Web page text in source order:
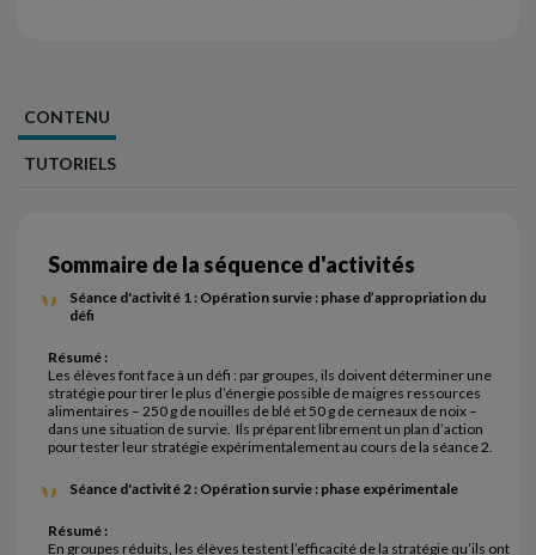
CONTENU
TUTORIELS
Sommaire de la séquence d'activités
Séance d'activité 1 : Opération survie : phase d’appropriation du
défi
Résumé :
Les élèves font face à un défi : par groupes, ils doivent déterminer une
stratégie pour tirer le plus d’énergie possible de maigres ressources
alimentaires – 250 g de nouilles de blé et 50 g de cerneaux de noix –
dans une situation de survie. Ils préparent librement un plan d’action
pour tester leur stratégie expérimentalement au cours de la séance 2.
Séance d'activité 2 : Opération survie : phase expérimentale
Résumé :
En groupes réduits, les élèves testent l’efficacité de la stratégie qu’ils ont